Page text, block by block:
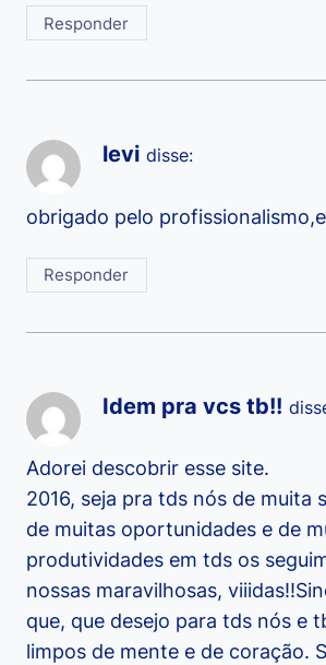
Responder
levi disse:
obrigado pelo
Responder
Idem pra vcs tb!!
Adorei descobrir esse site.
2016, seja pra tds nós de muita
de muitas oportunidades e de
produtividades em tds os
nossas maravilhosas,
que, que desejo para tds nós e
limpos de mente e de coração.